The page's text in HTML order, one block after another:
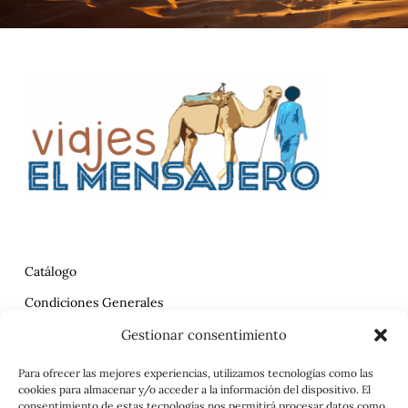
Gestionar consentimiento
Para ofrecer las mejores experiencias, utilizamos tecnologías como las
cookies para almacenar y/o acceder a la información del dispositivo. El
Catálogo
Condiciones Generales
Política de Privacidad
Contrato